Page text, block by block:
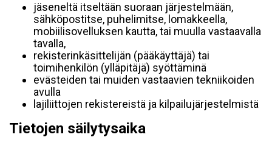
jäseneltä itseltään suoraan järjestelmään,
sähköpostitse, puhelimitse, lomakkeella,
mobiilisovelluksen kautta, tai muulla vastaavalla
tavalla,
rekisterinkäsittelijän (pääkäyttäjä) tai
toimihenkilön (ylläpitäjä) syöttäminä
evästeiden tai muiden vastaavien tekniikoiden
avulla
lajiliittojen rekistereistä ja kilpailujärjestelmistä
Tietojen säilytysaika